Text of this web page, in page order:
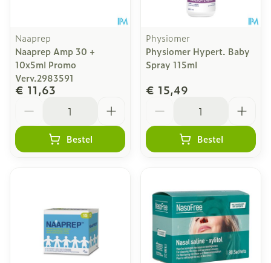
Naaprep
Naaprep Amp 30 +
10x5ml Promo
Verv.2983591
€ 11,63
Bestel
Physiomer
Physiomer Hypert. Baby
Spray 115ml
€ 15,49
Bestel